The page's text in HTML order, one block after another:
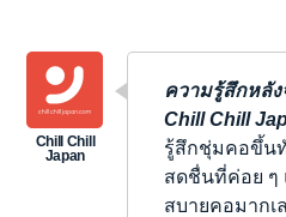
ความรู้สึกหลั
Chill Chill
รู้สึกชุ่มคอขึ้น
สดชื่นที่ค่อย ๆ
สบายคอมากเ